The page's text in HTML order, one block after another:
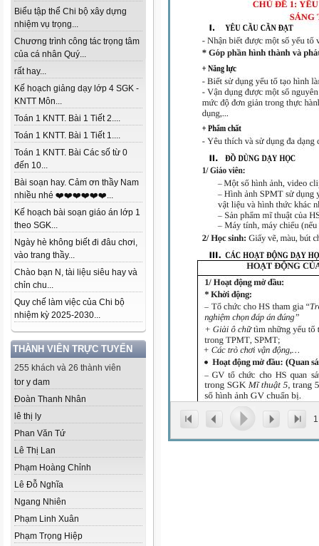
Biểu tập thể Chi bộ xây dựng
nhiệm vụ trọng...
Chương trình công tác trọng tâm
của cá nhân Quý...
rất hay...
Kế hoạch giảng dạy lớp 4 SGK -
KNTT Môn...
Toán 1 KNTT. Bài 1 Tiết 2....
Toán 1 KNTT. Bài 1 Tiết 1....
Toán 1 KNTT. Bài Các số từ 0
đến 10...
Bài soạn hay. Cảm ơn thầy Nam
nhiều nhé ❤️❤️❤️❤️❤️❤️...
Kế hoạch bài soạn giáo án lớp 1
theo SGK...
Ngày hè không biết đi đâu chơi,
vào trang thầy...
Chào bạn N, tài liệu siêu hay và
chỉn chu...
Quy chế làm việc của Chi bộ
nhiệm kỳ 2025-2030...
THÀNH VIÊN TRỰC TUYẾN
255 khách và 26 thành viên
tor y dam
Đoàn Thanh Nhân
lê thị ly
Phan Văn Tứ
Lê Thị Lan
Phạm Hoàng Chỉnh
Lê Đỗ Nghĩa
Ngang Nhiên
Phạm Linh Xuân
Phạm Trọng Hiệp
1